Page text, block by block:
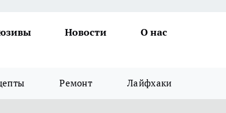
Новости
О нас
Ремонт Лайфхаки